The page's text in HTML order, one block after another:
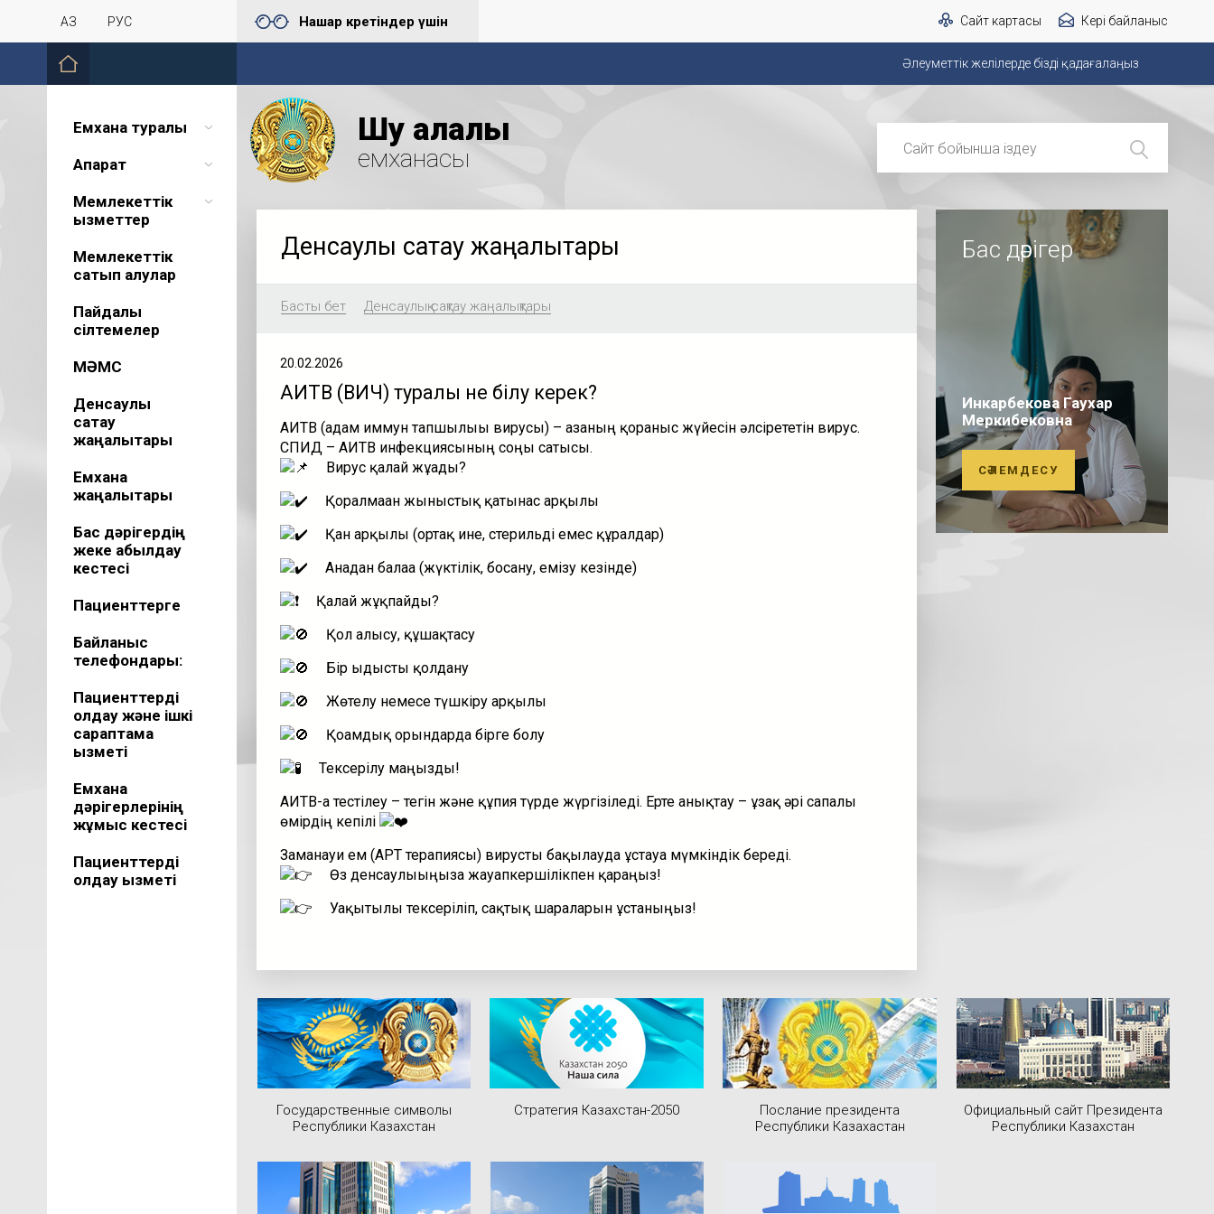
ҚАЗ РУС Нашар көретіндер үшін Сайт картасы Кері байланыс
Әлеуметтік желілерде бізді қадағалаңыз
Емхана туралы
Ақпарат
Мемлекеттік
қызметтер
Мемлекеттік
сатып алулар
Пайдалы
сілтемелер
МӘМС
Денсаулық
сақтау
жаңалықтары
Емхана
жаңалықтары
Бас дәрігердің
жеке қабылдау
кестесі
Пациенттерге
Байланыс
телефондары:
Пациенттерді
қолдау және ішкі
сараптама
қызметі
Емхана
дәрігерлерінің
жұмыс кестесі
Пациенттерді
қолдау қызметі
Шу қалалық
емханасы
Денсаулық сақтау жаңалықтары
Басты бет Денсаулық сақтау жаңалықтары
20.02.2026
АИТВ (ВИЧ) туралы не білу керек?
АИТВ (адам иммун тапшылығы вирусы) – ағзаның қорғаныс жүйесін әлсірететін вирус.
СПИД – АИТВ инфекциясының соңғы сатысы.
Вирус қалай жұғады?
Қорғалмаған жыныстық қатынас арқылы
Қан арқылы (ортақ ине, стерильді емес құралдар)
Анадан балаға (жүктілік, босану, емізу кезінде)
Қалай жұқпайды?
Қол алысу, құшақтасу
Бір ыдысты қолдану
Жөтелу немесе түшкіру арқылы
Қоғамдық орындарда бірге болу
Тексерілу маңызды!
АИТВ-ға тестілеу – тегін және құпия түрде жүргізіледі. Ерте анықтау – ұзақ әрі сапалы
өмірдің кепілі
Заманауи ем (АРТ терапиясы) вирусты бақылауда ұстауға мүмкіндік береді.
Өз денсаулығыңызға жауапкершілікпен қараңыз!
Уақытылы тексеріліп, сақтық шараларын ұстаныңыз!
Бас дәрігер
Инкарбекова Гаухар
Меркибековна
СӘЛЕМДЕСУ
Государственные символы
Республики Казахстан
Стратегия Казахстан-2050
Послание президента
Республики Казахастан
Официальный сайт Президента
Республики Казахстан